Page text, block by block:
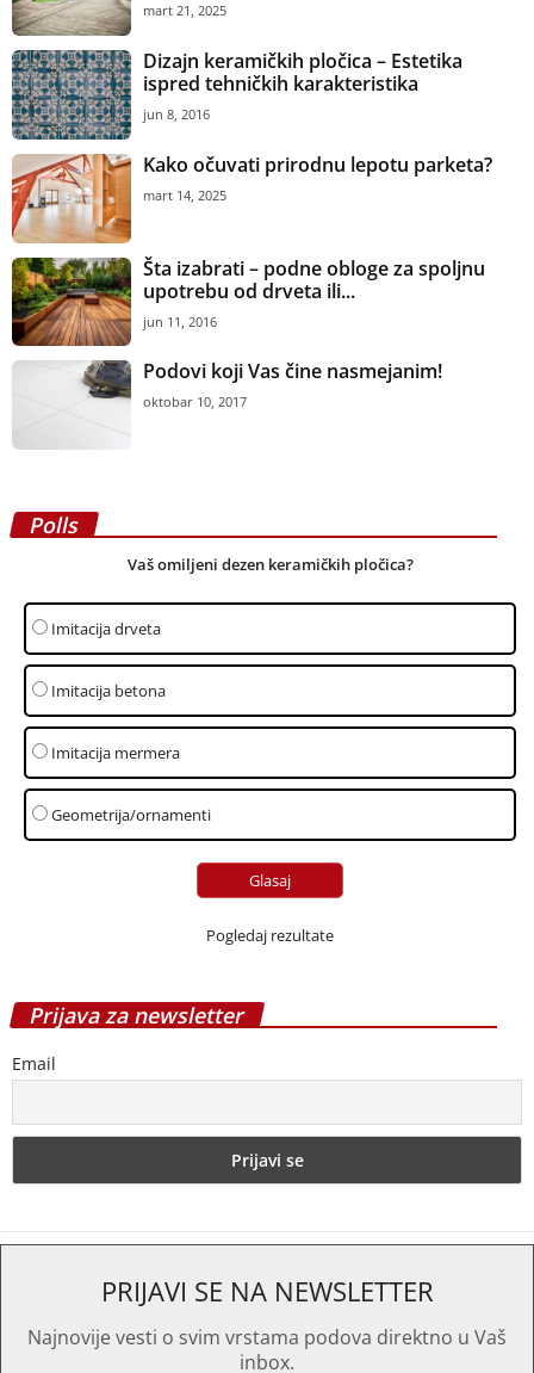
mart 21, 2025
Dizajn keramičkih pločica – Estetika
ispred tehničkih karakteristika
jun 8, 2016
Kako očuvati prirodnu lepotu parketa?
mart 14, 2025
Šta izabrati – podne obloge za spoljnu
upotrebu od drveta ili...
jun 11, 2016
Podovi koji Vas čine nasmejanim!
oktobar 10, 2017
Polls
Vaš omiljeni dezen keramičkih pločica?
Imitacija drveta
Imitacija betona
Imitacija mermera
Geometrija/ornamenti
Pogledaj rezultate
Prijava za newsletter
Email
PRIJAVI SE NA NEWSLETTER
Najnovije vesti o svim vrstama podova direktno u Vaš
inbox.